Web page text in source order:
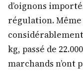
d’oignons
régulation.
kg, passé de
marchands